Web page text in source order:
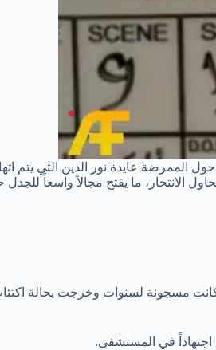
وتدور حول الممرضة عايدة نور الدين التي
الانتحار، ما يفتح مجالاً واسعاً للجدل
مسجونة لسنوات وخرجت بحالة
اجتهاداً في المستشفى.